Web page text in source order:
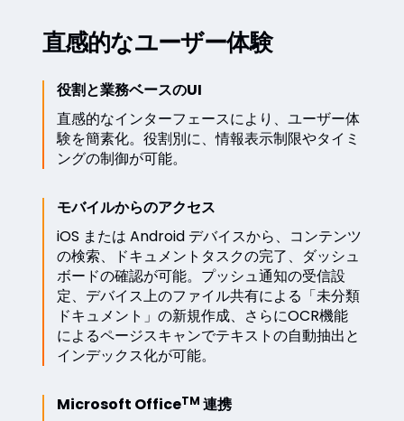
直感的なユーザー体験
役割と業務ベースのUI
直感的なインターフェースにより、ユーザー体
験を簡素化。役割別に、情報表示制限やタイミ
ングの制御が可能。
モバイルからのアクセス
iOS または Android デバイスから、コンテンツ
の検索、ドキュメントタスクの完了、ダッシュ
ボードの確認が可能。プッシュ通知の受信設
定、デバイス上のファイル共有による「未分類
ドキュメント」の新規作成、さらにOCR機能
によるページスキャンでテキストの自動抽出と
インデックス化が可能。
Microsoft OfficeTM 連携